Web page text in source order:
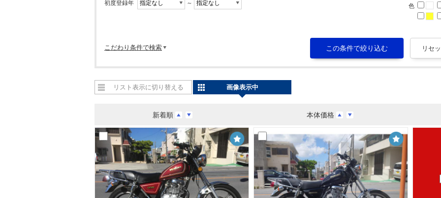
初度登録年 ～ 色
こだわり条件で検索
新着順 本体価格
リスト表示に切り替える 画像表示中